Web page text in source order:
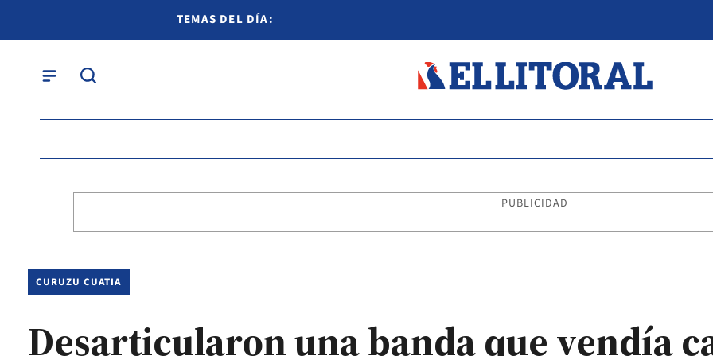
TEMAS DEL DÍA:
PUBLICIDAD
CURUZU CUATIA
Desarticularon una banda que vendía